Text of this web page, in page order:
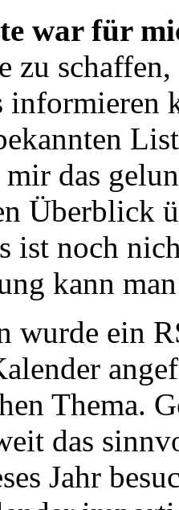
war für
zu
informieren
das
Überblick
ist noch
kann
wurde ein
Thema.
das
Jahr